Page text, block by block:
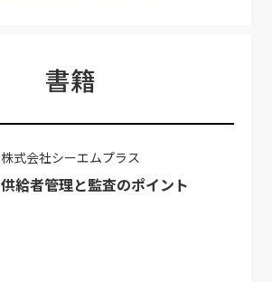
書籍
株式会社シーエムプラス
供給者管理と監査のポイント